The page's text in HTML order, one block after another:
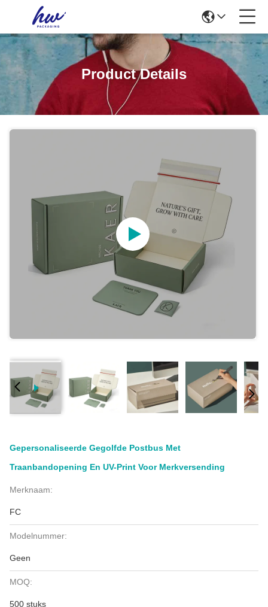
Product Details
Gepersonaliseerde Gegolfde Postbus Met
Traanbandopening En UV-Print Voor Merkversending
Merknaam:
FC
Modelnummer:
Geen
MOQ:
500 stuks